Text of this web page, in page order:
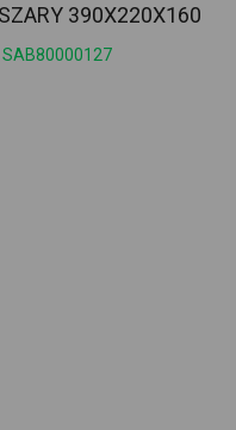
390X220X160
SAB80000127